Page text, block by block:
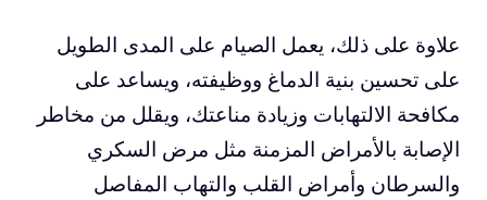
علاوة على ذلك، يعمل الصيام على المدى الطويل
على تحسين بنية الدماغ ووظيفته، ويساعد على
مكافحة الالتهابات وزيادة مناعتك، ويقلل من مخاطر
الإصابة بالأمراض المزمنة مثل مرض السكري
والسرطان وأمراض القلب والتهاب المفاصل